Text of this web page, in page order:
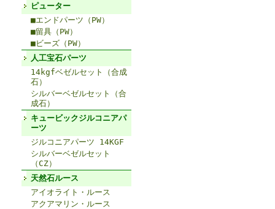
ピューター
■エンドパーツ（PW）
■留具（PW）
■ビーズ（PW）
人工宝石パーツ
14kgfベゼルセット（合成
石）
シルバーベゼルセット（合
成石）
キュービックジルコニアパ
ーツ
ジルコニアパーツ 14KGF
シルバーベゼルセット
（CZ）
天然石ルース
アイオライト・ルース
アクアマリン・ルース